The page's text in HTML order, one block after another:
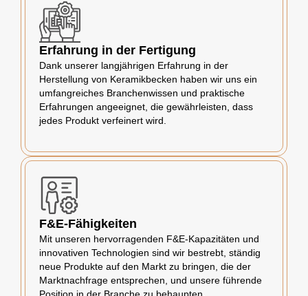
Erfahrung in der Fertigung
Dank unserer langjährigen Erfahrung in der
Herstellung von Keramikbecken haben wir uns ein
umfangreiches Branchenwissen und praktische
Erfahrungen angeeignet, die gewährleisten, dass
jedes Produkt verfeinert wird.
F&E-Fähigkeiten
Mit unseren hervorragenden F&E-Kapazitäten und
innovativen Technologien sind wir bestrebt, ständig
neue Produkte auf den Markt zu bringen, die der
Marktnachfrage entsprechen, und unsere führende